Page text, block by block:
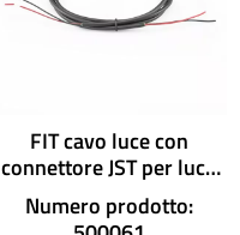
FIT cavo luce con
connettore JST per luce
posteriore senza
connettore
Numero prodotto: